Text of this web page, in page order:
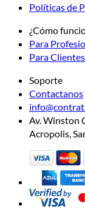
Políticas de
¿Cómo
Para
Para Clientes
Soporte
Contactanos
Av. Winston
Acropolis,